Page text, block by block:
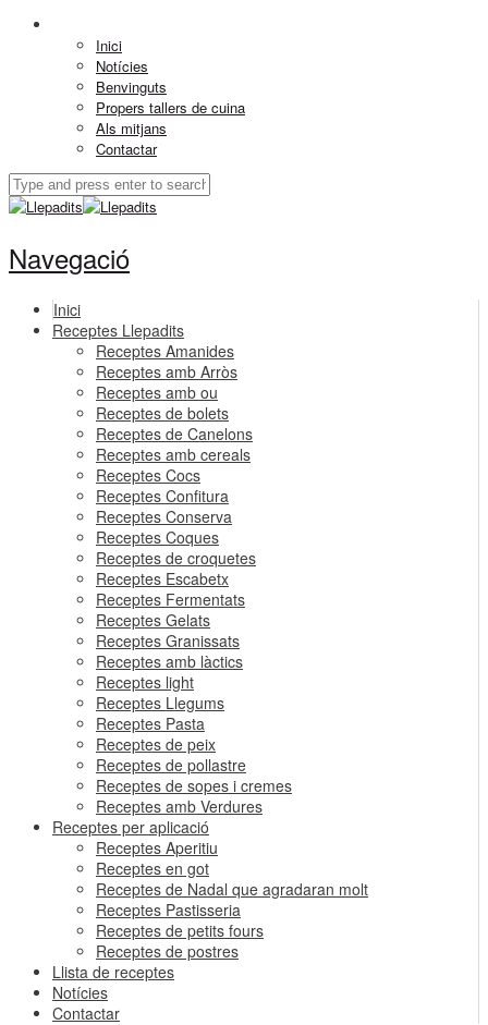
Inici
Notícies
Benvinguts
Propers tallers de cuina
Als mitjans
Contactar
Navegació
Inici
Receptes Llepadits
Receptes Amanides
Receptes amb Arròs
Receptes amb ou
Receptes de bolets
Receptes de Canelons
Receptes amb cereals
Receptes Cocs
Receptes Confitura
Receptes Conserva
Receptes Coques
Receptes de croquetes
Receptes Escabetx
Receptes Fermentats
Receptes Gelats
Receptes Granissats
Receptes amb làctics
Receptes light
Receptes Llegums
Receptes Pasta
Receptes de peix
Receptes de pollastre
Receptes de sopes i cremes
Receptes amb Verdures
Receptes per aplicació
Receptes Aperitiu
Receptes en got
Receptes de Nadal que agradaran molt
Receptes Pastisseria
Receptes de petits fours
Receptes de postres
Llista de receptes
Notícies
Contactar